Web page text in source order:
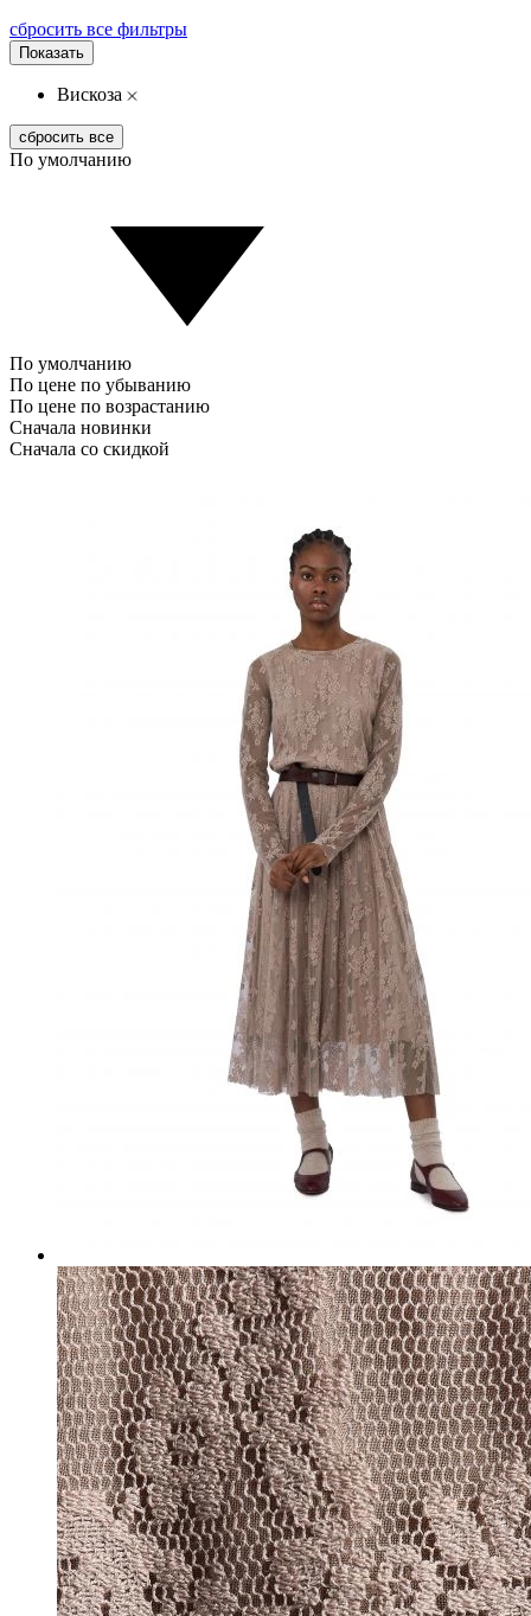
сбросить все фильтры
Показать
Вискоза
сбросить все
По умолчанию
По умолчанию
По цене по убыванию
По цене по возрастанию
Сначала новинки
Сначала со скидкой